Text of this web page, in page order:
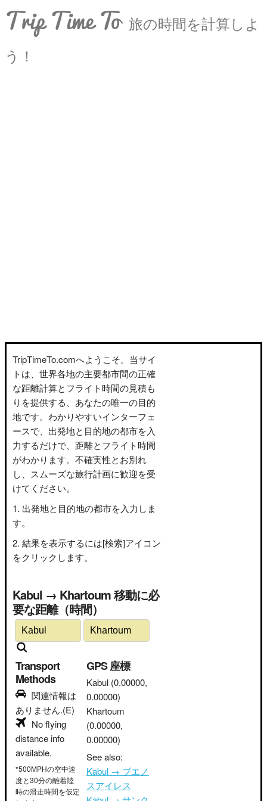
Trip Time To 旅の時間を計算しよ
う！
TripTimeTo.comへようこそ。当サイ
トは、世界各地の主要都市間の正確
な距離計算とフライト時間の見積も
りを提供する、あなたの唯一の目的
地です。わかりやすいインターフェ
ースで、出発地と目的地の都市を入
力するだけで、距離とフライト時間
がわかります。不確実性とお別れ
し、スムーズな旅行計画に歓迎を受
けてください。
出発地と目的地の都市を入力しま
す。
結果を表示するには[検索]アイコン
をクリックします。
Kabul → Khartoum 移動に必
要な距離（時間）
Transport
Methods
関連情報は
ありません.(E)
No flying
distance info
available.
*500MPHの空中速
度と30分の離着陸
時の滑走時間を仮定
GPS 座標
Kabul (0.00000,
0.00000)
Khartoum
(0.00000,
0.00000)
See also:
Kabul → ブエノ
スアイレス